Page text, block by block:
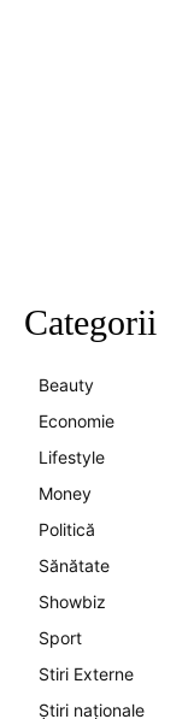
Categorii
Beauty
Economie
Lifestyle
Money
Politică
Sănătate
Showbiz
Sport
Stiri Externe
Știri naționale